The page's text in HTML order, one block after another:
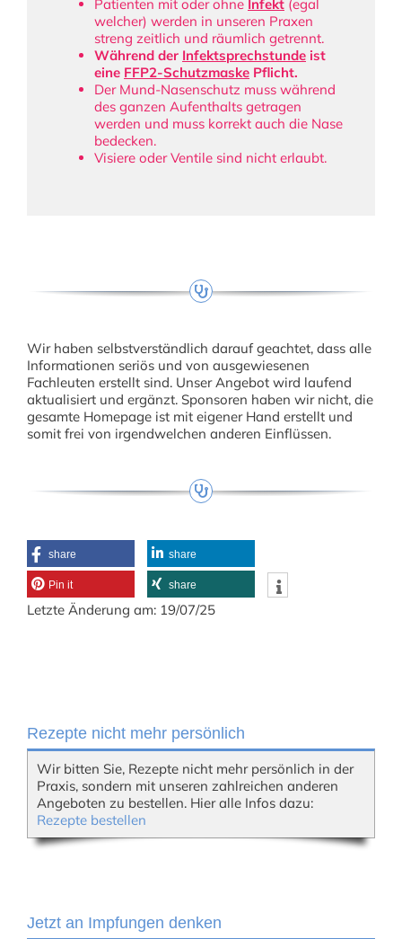
Patienten mit oder ohne Infekt (egal
welcher) werden in unseren Praxen
streng zeitlich und räumlich getrennt.
Während der Infektsprechstunde ist
eine FFP2-Schutzmaske Pflicht.
Der Mund-Nasenschutz muss während
des ganzen Aufenthalts getragen
werden und muss korrekt auch die Nase
bedecken.
Visiere oder Ventile sind nicht erlaubt.
Wir haben selbstverständlich darauf geachtet, dass alle
Informationen seriös und von ausgewiesenen
Fachleuten erstellt sind. Unser Angebot wird laufend
aktualisiert und ergänzt. Sponsoren haben wir nicht, die
gesamte Homepage ist mit eigener Hand erstellt und
somit frei von irgendwelchen anderen Einflüssen.
share share
Pin it share
Letzte Änderung am: 19/07/25
Rezepte nicht mehr persönlich
Wir bitten Sie, Rezepte nicht mehr persönlich in der
Praxis, sondern mit unseren zahlreichen anderen
Angeboten zu bestellen. Hier alle Infos dazu:
Rezepte bestellen
Jetzt an Impfungen denken